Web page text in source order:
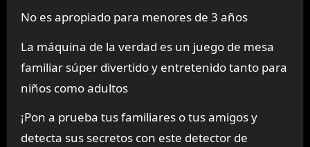
No es apropiado para menores de 3 años
La máquina de la verdad es un juego de mesa
familiar súper divertido y entretenido tanto para
niños como adultos
¡Pon a prueba tus familiares o tus amigos y
detecta sus secretos con este detector de